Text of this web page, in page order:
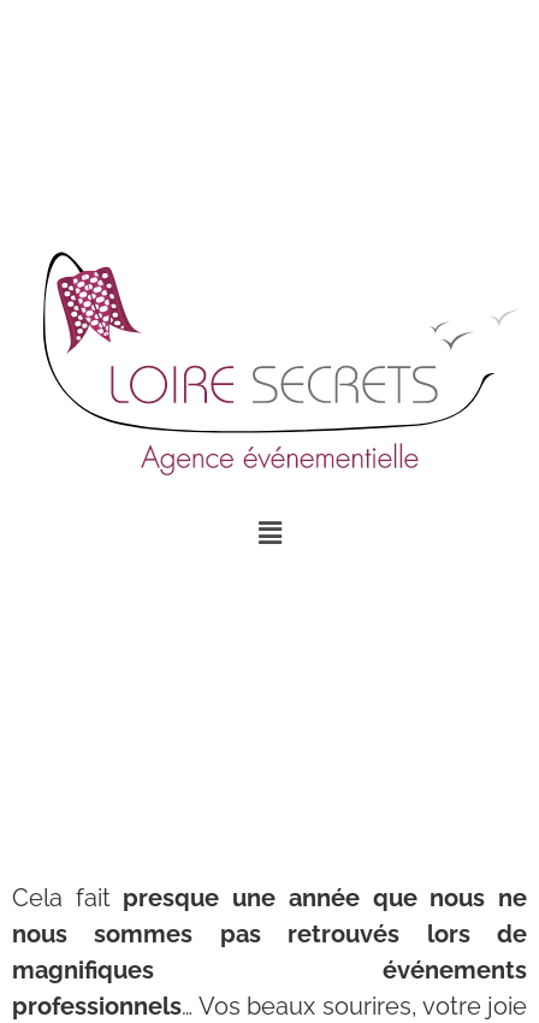
Cela fait presque une année que nous ne
nous sommes pas retrouvés lors de
magnifiques événements
professionnels… Vos beaux sourires, votre joie